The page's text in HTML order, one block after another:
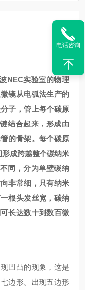
NEC实验室的物理
镜从电弧法生产的
子，管上每个碳原
结合起来，形成由
的骨架。每个碳原
成跨越整个碳纳米
同，分为单壁碳纳
非常细，只有纳米
根头发丝宽，碳纳
长达数十到数百微
凹凸的现象，这是
边形。出现五边形
电话咨询